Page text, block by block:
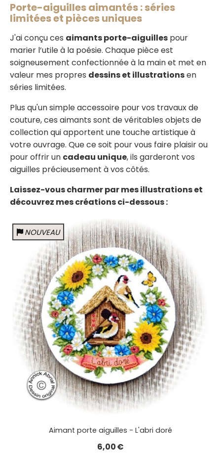
Porte-aiguilles aimantés : séries
limitées et pièces uniques
J'ai conçu ces aimants porte-aiguilles pour
marier l’utile à la poésie. Chaque pièce est
soigneusement confectionnée à la main et met en
valeur mes propres dessins et illustrationsen
séries limitées.
Plus qu'un simple accessoire pour vos travaux de
couture, ces aimants sont de véritables objets de
collection qui apportent une touche artistique à
votre ouvrage. Que ce soit pour vous faire plaisir ou
pour offrir un cadeau unique, ils garderont vos
aiguilles précieusement à vos côtés.
Laissez-vous charmer par mes illustrations et
découvrez mes créations ci-dessous :
NOUVEAU
Aimant porte aiguilles - L'abri doré
6,00€